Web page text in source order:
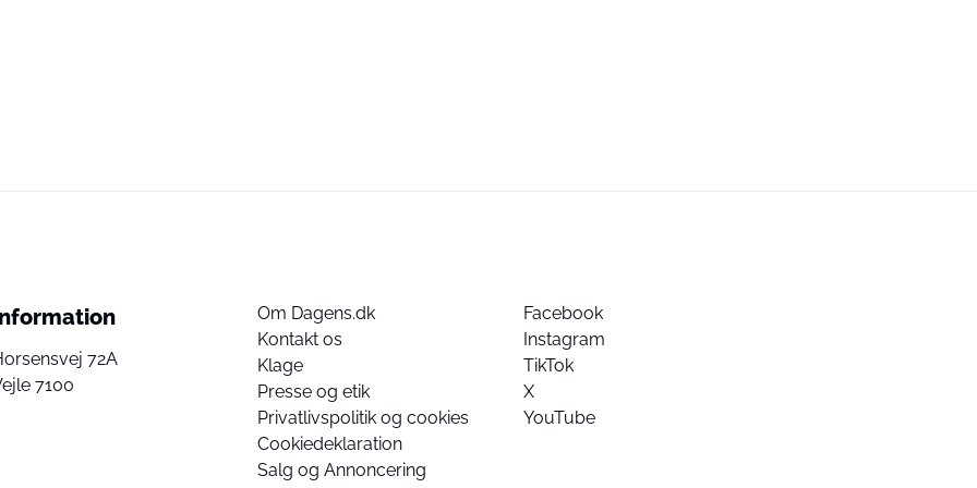
72A
7100
Om Dagens.dk
Kontakt os
Klage
Presse og etik
Privatlivspolitik og cookies
Cookiedeklaration
Salg og Annoncering
Facebook
Instagram
TikTok
X
YouTube